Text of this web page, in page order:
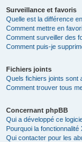
Surveillance et favoris
Quelle est la différence
Comment mettre en
Comment surveiller des
Comment puis-je
Fichiers joints
Quels fichiers joints sont
Comment trouver tous
Concernant phpBB
Qui a développé ce
Pourquoi la fonctionnalité
Qui contacter pour les